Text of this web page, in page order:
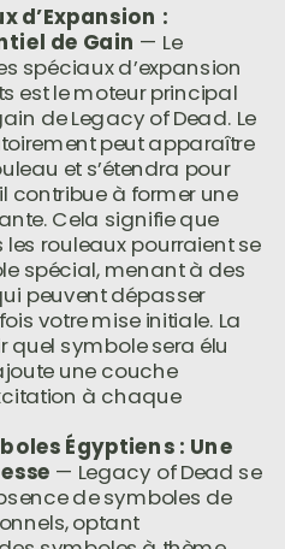
d’Expansion :
de Gain — Le
spéciaux d’expansion
est le moteur principal
de Legacy of Dead. Le
peut apparaître
et s’étendra pour
contribue à former une
Cela signifie que
rouleaux pourraient se
spécial, menant à des
peuvent dépasser
votre mise initiale. La
quel symbole sera élu
une couche
à chaque
Égyptiens : Une
— Legacy of Dead se
de symboles de
optant